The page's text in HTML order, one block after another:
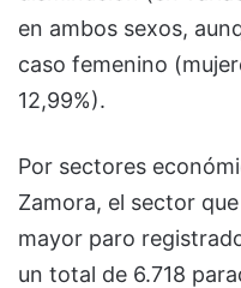
en ambos sexos,
caso femenino
12,99%).
Por sectores
Zamora, el sector
mayor paro
un total de 6.718